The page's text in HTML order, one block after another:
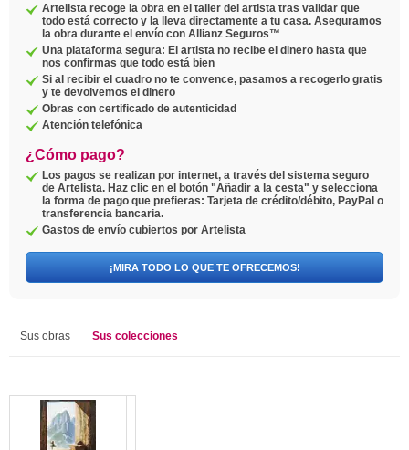
Artelista recoge la obra en el taller del artista tras validar que
todo está correcto y la lleva directamente a tu casa. Aseguramos
la obra durante el envío con Allianz Seguros™
Una plataforma segura: El artista no recibe el dinero hasta que
nos confirmas que todo está bien
Si al recibir el cuadro no te convence, pasamos a recogerlo gratis
y te devolvemos el dinero
Obras con certificado de autenticidad
Atención telefónica
¿Cómo pago?
Los pagos se realizan por internet, a través del sistema seguro
de Artelista. Haz clic en el botón "Añadir a la cesta" y selecciona
la forma de pago que prefieras: Tarjeta de crédito/débito, PayPal o
transferencia bancaria.
Gastos de envío cubiertos por Artelista
¡MIRA TODO LO QUE TE OFRECEMOS!
Sus obras Sus colecciones